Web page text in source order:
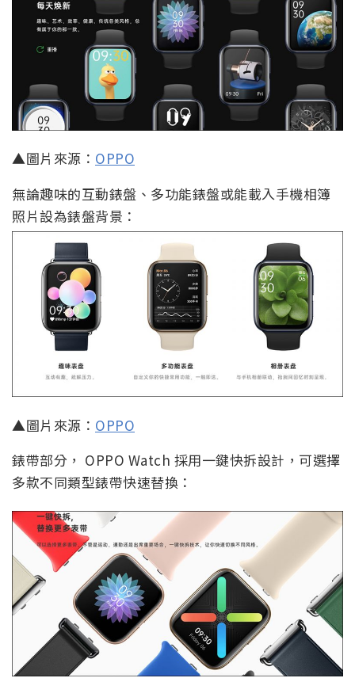
▲圖片來源： OPPO
無論趣味的互動錶盤、多功能錶盤或能載入手機相簿
照片設為錶盤背景：
▲圖片來源： OPPO
錶帶部分， OPPO Watch 採用一鍵快拆設計，可選擇
多款不同類型錶帶快速替換：